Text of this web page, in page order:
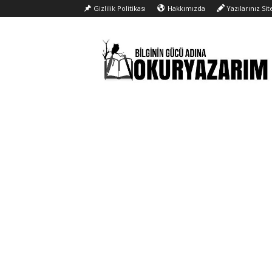
Gizlilik Politikası Hakkımızda Yazılarınız
Yazarım